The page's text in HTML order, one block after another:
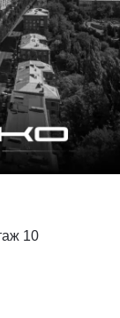
10